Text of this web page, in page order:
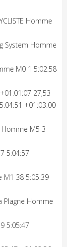
Homme
System Homme
M0 1 5:02:58
27,53
+01:03:00
Homme M5 3
5:04:57
M1 38 5:05:39
Plagne Homme
5:05:47